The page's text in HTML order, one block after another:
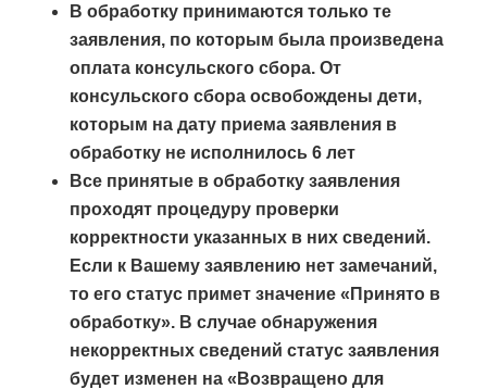
В обработку принимаются только те
заявления, по которым была произведена
оплата консульского сбора. От
консульского сбора освобождены дети,
которым на дату приема заявления в
обработку не исполнилось 6 лет
Все принятые в обработку заявления
проходят процедуру проверки
корректности указанных в них сведений.
Если к Вашему заявлению нет замечаний,
то его статус примет значение «Принято в
обработку». В случае обнаружения
некорректных сведений статус заявления
будет изменен на «Возвращено для